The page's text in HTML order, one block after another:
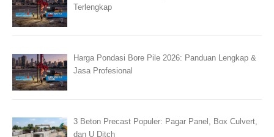
Terlengkap
Harga Pondasi Bore Pile 2026: Panduan Lengkap &
Jasa Profesional
3 Beton Precast Populer: Pagar Panel, Box Culvert,
dan U Ditch